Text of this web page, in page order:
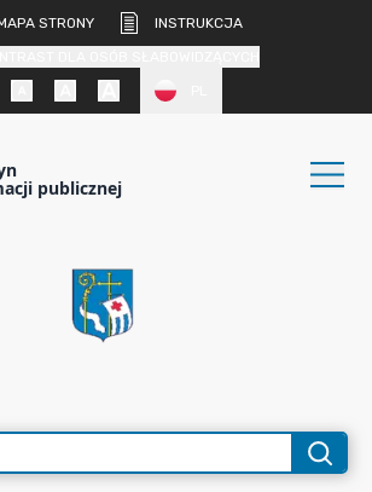
STRONY
INSTRUKCJA
publicznej